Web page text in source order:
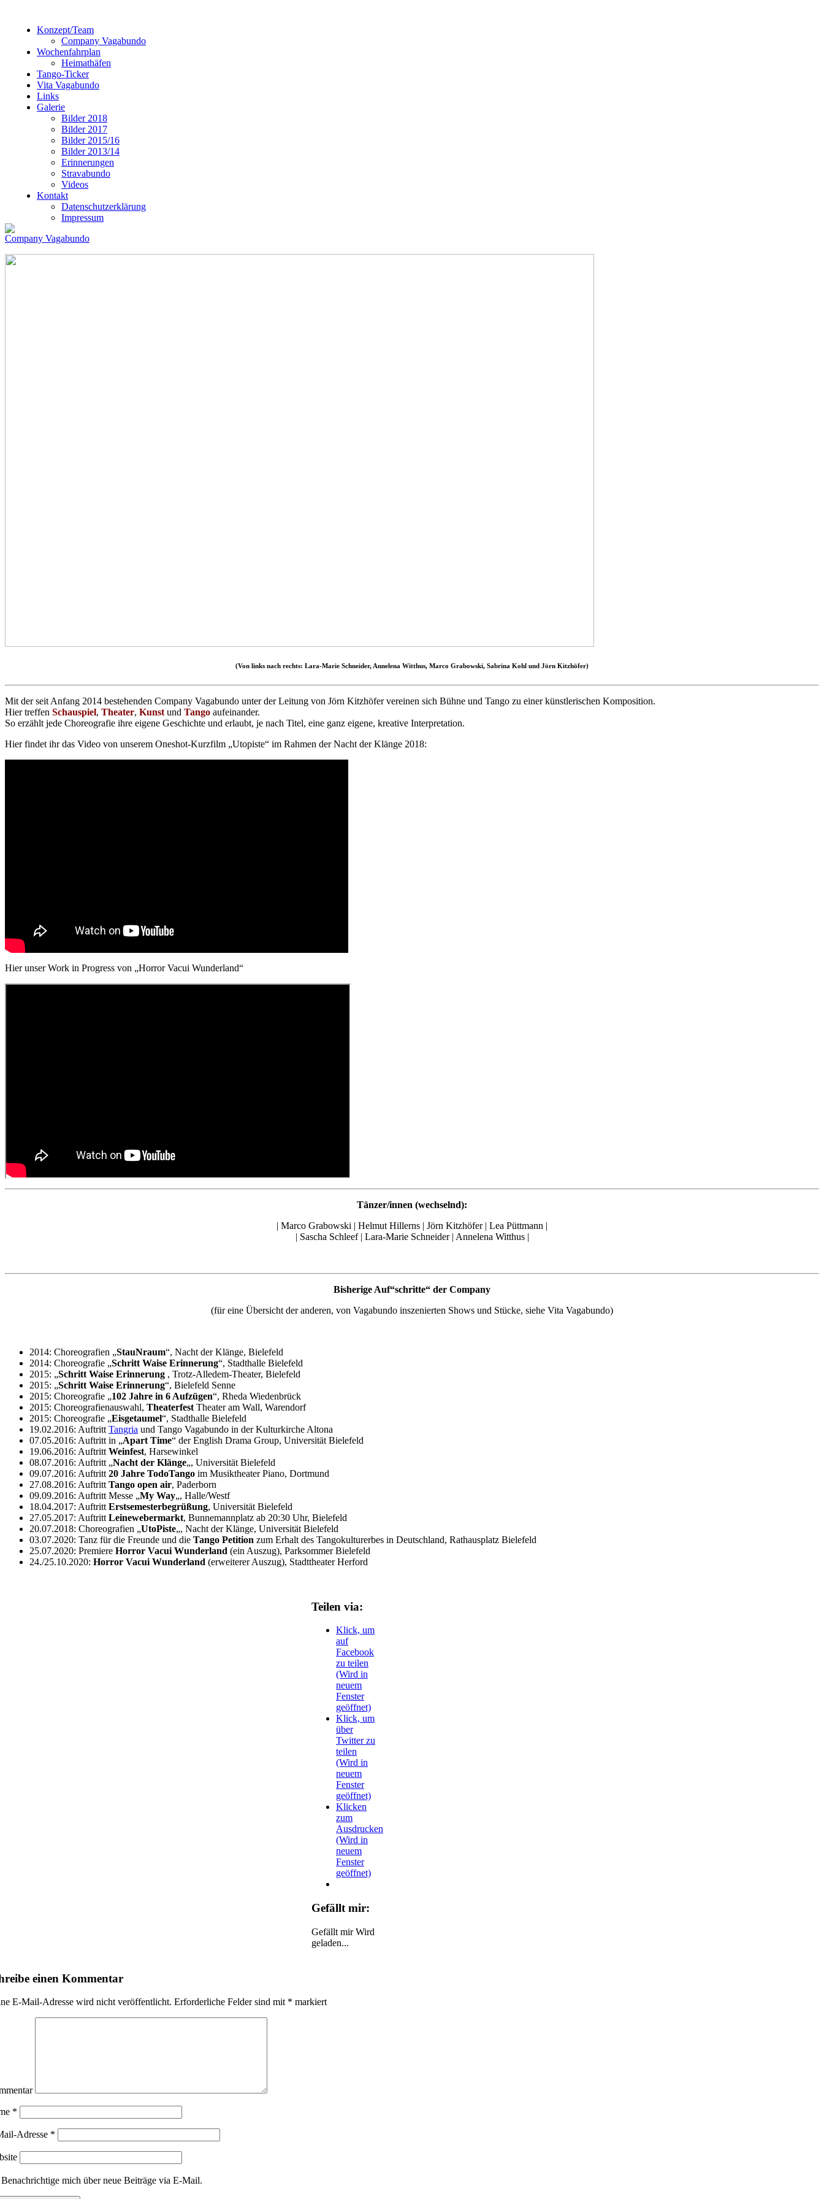
Konzept/Team
Company Vagabundo
Wochenfahrplan
Heimathäfen
Tango-Ticker
Vita Vagabundo
Links
Galerie
Bilder 2018
Bilder 2017
Bilder 2015/16
Bilder 2013/14
Erinnerungen
Stravabundo
Videos
Kontakt
Datenschutzerklärung
Impressum
Company Vagabundo
(Von links nach rechts: Lara-Marie Schneider, Annelena Witthus, Marco Grabowski, Sabrina Kohl und Jörn Kitzhöfer)
Mit der seit Anfang 2014 bestehenden Company Vagabundo unter der Leitung von Jörn Kitzhöfer vereinen sich Bühne und Tango zu einer künstlerischen Komposition.
Hier treffen Schauspiel, Theater, Kunst und Tango aufeinander.
So erzählt jede Choreografie ihre eigene Geschichte und erlaubt, je nach Titel, eine ganz eigene, kreative Interpretation.
Hier findet ihr das Video von unserem Oneshot-Kurzfilm „Utopiste“ im Rahmen der Nacht der Klänge 2018:
Hier unser Work in Progress von „Horror Vacui Wunderland“
Tänzer/innen (wechselnd):
| Marco Grabowski | Helmut Hillerns | Jörn Kitzhöfer | Lea Püttmann |
| Sascha Schleef | Lara-Marie Schneider | Annelena Witthus |
Bisherige Auf“schritte“ der Company
(für eine Übersicht der anderen, von Vagabundo inszenierten Shows und Stücke, siehe Vita Vagabundo)
2014: Choreografien „StauNraum“, Nacht der Klänge, Bielefeld
2014: Choreografie „Schritt Waise Erinnerung“, Stadthalle Bielefeld
2015: „Schritt Waise Erinnerung , Trotz-Alledem-Theater, Bielefeld
2015: „Schritt Waise Erinnerung“, Bielefeld Senne
2015: Choreografie „102 Jahre in 6 Aufzügen“, Rheda Wiedenbrück
2015: Choreografienauswahl, Theaterfest Theater am Wall, Warendorf
2015: Choreografie „Eisgetaumel“, Stadthalle Bielefeld
19.02.2016: Auftritt Tangria und Tango Vagabundo in der Kulturkirche Altona
07.05.2016: Auftritt in „Apart Time“ der English Drama Group, Universität Bielefeld
19.06.2016: Auftritt Weinfest, Harsewinkel
08.07.2016: Auftritt „Nacht der Klänge„, Universität Bielefeld
09.07.2016: Auftritt 20 Jahre TodoTango im Musiktheater Piano, Dortmund
27.08.2016: Auftritt Tango open air, Paderborn
09.09.2016: Auftritt Messe „My Way„, Halle/Westf
18.04.2017: Auftritt Erstsemesterbegrüßung, Universität Bielefeld
27.05.2017: Auftritt Leinewebermarkt, Bunnemannplatz ab 20:30 Uhr, Bielefeld
20.07.2018: Choreografien „UtoPiste„, Nacht der Klänge, Universität Bielefeld
03.07.2020: Tanz für die Freunde und die Tango Petition zum Erhalt des Tangokulturerbes in Deutschland, Rathausplatz Bielefeld
25.07.2020: Premiere Horror Vacui Wunderland (ein Auszug), Parksommer Bielefeld
24./25.10.2020: Horror Vacui Wunderland (erweiterer Auszug), Stadttheater Herford
Teilen via:
Klick, um
auf
Facebook
zu teilen
(Wird in
neuem
Fenster
geöffnet)
Klick, um
über
Twitter zu
teilen
(Wird in
neuem
Fenster
geöffnet)
Klicken
zum
Ausdrucken
(Wird in
neuem
Fenster
geöffnet)
Gefällt mir:
Gefällt mir Wird
geladen...
einen Kommentar
E-Mail-Adresse wird nicht veröffentlicht. Erforderliche Felder sind mit * markiert
*
Adresse *
Benachrichtige mich über neue Beiträge via E-Mail.